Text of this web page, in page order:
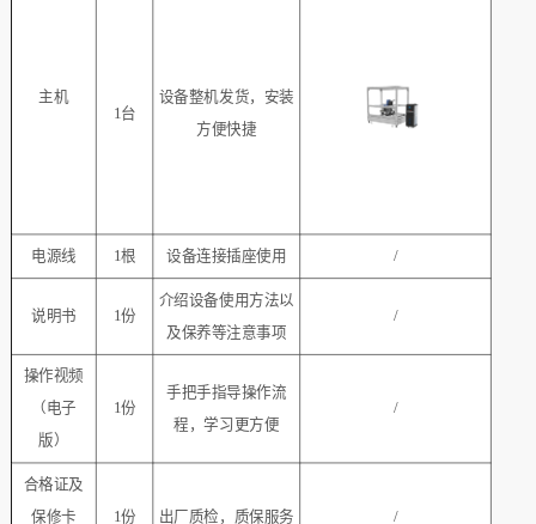
主机
1台
设备整机发货，安装
方便快捷
电源线 1根 设备连接插座使用 /
说明书 1份
介绍设备使用方法以
及保养等注意事项
/
操作视频
（电子
版）
1份
手把手指导操作流
程，学习更方便
/
合格证及
保修卡 1份 出厂质检，质保服务 /